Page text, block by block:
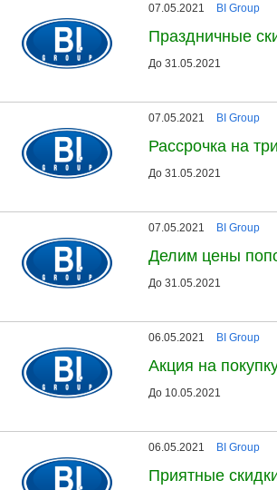
07.05.2021 BI Group
Праздничные
До 31.05.2021
07.05.2021 BI Group
Рассрочка на
До 31.05.2021
07.05.2021 BI Group
Делим цены
До 31.05.2021
06.05.2021 BI Group
Акция на
До 10.05.2021
06.05.2021 BI Group
Приятные